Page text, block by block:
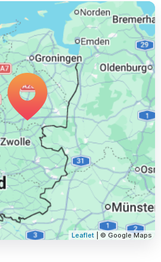
Leaflet | © Google Maps